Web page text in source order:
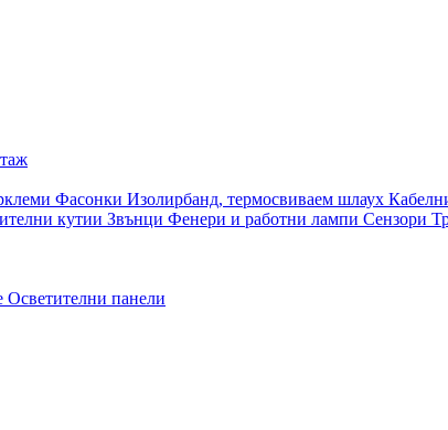
Фасонки Изолирбанд, термосвиваем шлаух
кутии Звънци Фенери и работни лампи Сензори
Осветителни панели